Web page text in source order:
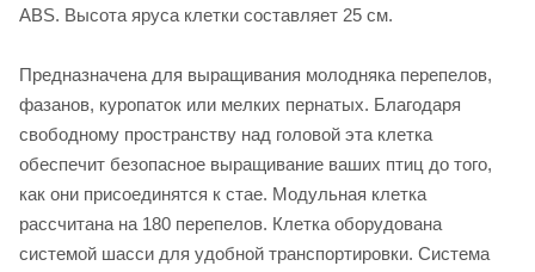
ABS. Высота яруса клетки составляет 25 см.
Предназначена для выращивания молодняка перепелов,
фазанов, куропаток или мелких пернатых. Благодаря
свободному пространству над головой эта клетка
обеспечит безопасное выращивание ваших птиц до того,
как они присоединятся к стае. Модульная клетка
рассчитана на 180 перепелов. Клетка оборудована
системой шасси для удобной транспортировки. Система